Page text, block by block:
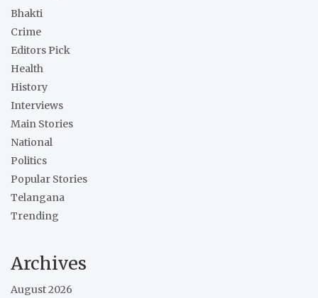
Bhakti
Crime
Editors Pick
Health
History
Interviews
Main Stories
National
Politics
Popular Stories
Telangana
Trending
Archives
August 2026